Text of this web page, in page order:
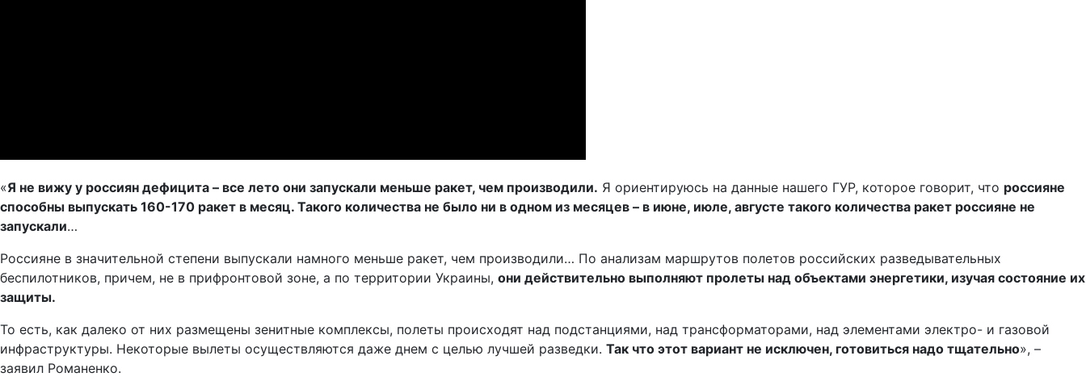
«Я не вижу у россиян дефицита – все лето они запускали меньше ракет, чем производили. Я ориентируюсь на данные нашего ГУР, которое говорит, что россияне
способны выпускать 160-170 ракет в месяц. Такого количества не было ни в одном из месяцев – в июне, июле, августе такого количества ракет россияне не
запускали…
Россияне в значительной степени выпускали намного меньше ракет, чем производили… По анализам маршрутов полетов российских разведывательных
беспилотников, причем, не в прифронтовой зоне, а по территории Украины, они действительно выполняют пролеты над объектами энергетики, изучая состояние их
защиты.
То есть, как далеко от них размещены зенитные комплексы, полеты происходят над подстанциями, над трансформаторами, над элементами электро- и газовой
инфраструктуры. Некоторые вылеты осуществляются даже днем с целью лучшей разведки. Так что этот вариант не исключен, готовиться надо тщательно», –
заявил Романенко.